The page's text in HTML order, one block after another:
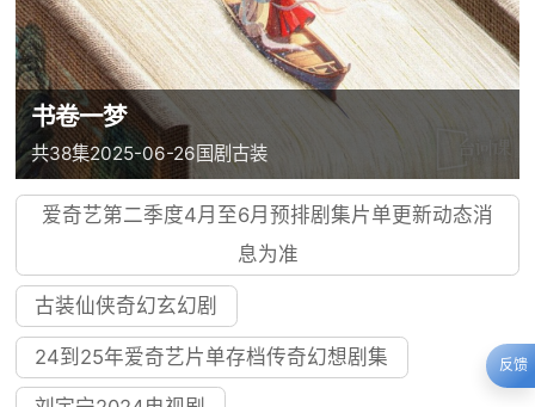
书卷一梦
共38集2025-06-26国剧古装
爱奇艺第二季度4月至6月预排剧集片单更新动态消
息为准
古装仙侠奇幻玄幻剧
24到25年爱奇艺片单存档传奇幻想剧集 反馈